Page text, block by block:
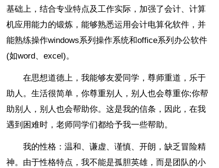
基础上，结合专业特点及工作实际，加强了会计、计算
机应用能力的锻炼，能够熟悉运用会计电算化软件，并
能熟练操作windows系列操作系统和office系列办公软件
(如word、excel)。
在思想道德上，我能够友爱同学，尊师重道，乐于
助人。生活很简单，你尊重别人，别人也会尊重你;你帮
助别人，别人也会帮助你。这是我的信条，因此，在我
遇到困难时，老师同学们都给予我一些帮助。
我的性格：温和、谦虚、谨慎、开朗，缺乏冒险精
神。由于性格特点，我不能是孤胆英雄，而是团队的小